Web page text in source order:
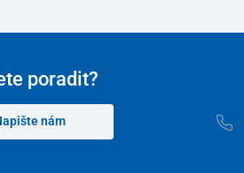
poradit?
nám